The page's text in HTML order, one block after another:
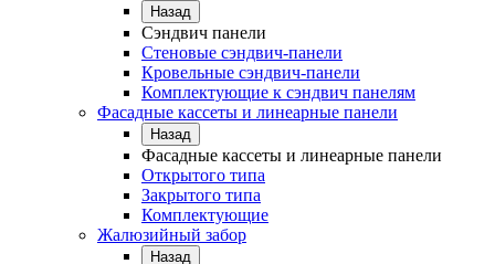
Назад
Сэндвич панели
Стеновые сэндвич-панели
Кровельные сэндвич-панели
Комплектующие к сэндвич панелям
Фасадные кассеты и линеарные панели
Назад
Фасадные кассеты и линеарные панели
Открытого типа
Закрытого типа
Комплектующие
Жалюзийный забор
Назад